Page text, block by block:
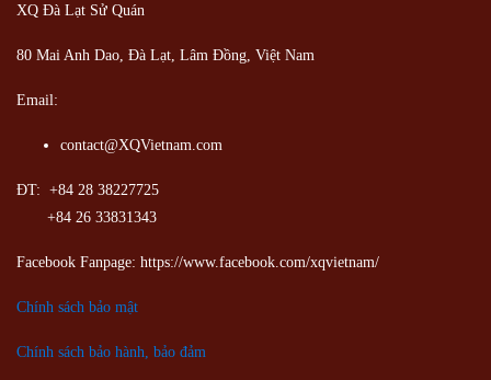
XQ Đà Lạt Sử Quán
80 Mai Anh Dao, Đà Lạt, Lâm Đồng, Việt Nam
Email:
contact@XQVietnam.com
ĐT: +84 28 38227725
+84 26 33831343
Facebook Fanpage: https://www.facebook.com/xqvietnam/
Chính sách bảo mật
Chính sách bảo hành, bảo đảm